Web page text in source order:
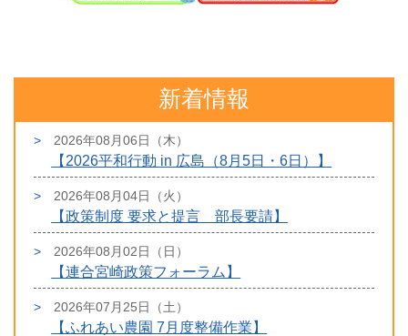
新着情報
2026年08月06日（木）
【2026平和行動 in 広島（8月5日・6日）】
2026年08月04日（火）
【政策制度 要求と提言 部長要請】
2026年08月02日（日）
【連合宮崎政策フォーラム】
2026年07月25日（土）
【ふれあい農園 7月度整備作業】